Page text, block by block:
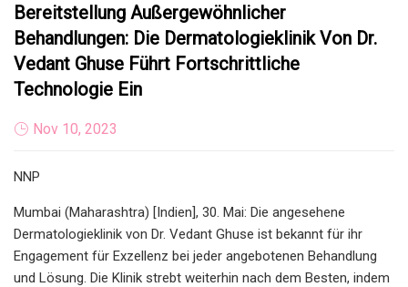
Bereitstellung Außergewöhnlicher
Behandlungen: Die Dermatologieklinik Von Dr.
Vedant Ghuse Führt Fortschrittliche
Technologie Ein
Nov 10, 2023
NNP
Mumbai (Maharashtra) [Indien], 30. Mai: Die angesehene
Dermatologieklinik von Dr. Vedant Ghuse ist bekannt für ihr
Engagement für Exzellenz bei jeder angebotenen Behandlung
und Lösung. Die Klinik strebt weiterhin nach dem Besten, indem